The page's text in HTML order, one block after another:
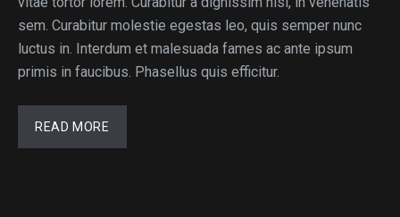
sem. Curabitur molestie egestas leo, quis semper nunc
luctus in. Interdum et malesuada fames ac ante ipsum
primis in faucibus. Phasellus quis efficitur.
READ MORE